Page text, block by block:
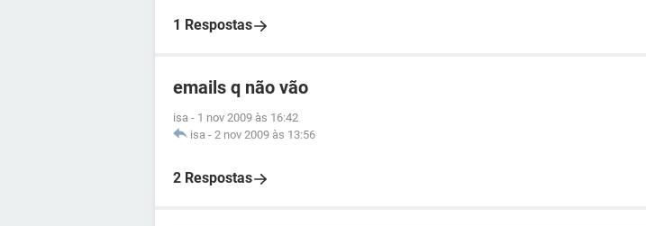
1 Respostas
emails q não vão
isa - 1 nov 2009 às 16:42
isa - 2 nov 2009 às 13:56
2 Respostas